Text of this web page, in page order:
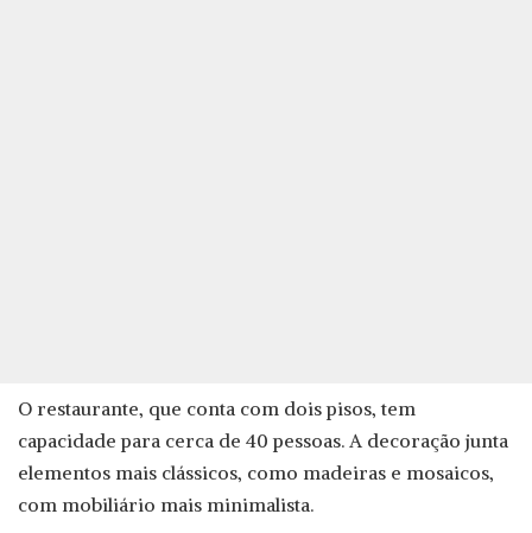
O restaurante, que conta com dois pisos, tem
capacidade para cerca de 40 pessoas. A decoração junta
elementos mais clássicos, como madeiras e mosaicos,
com mobiliário mais minimalista.